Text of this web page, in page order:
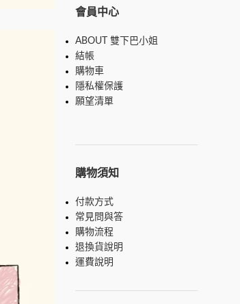
會員中心
ABOUT 雙下巴小姐
結帳
購物車
隱私權保護
願望清單
購物須知
付款方式
常見問與答
購物流程
退換貨說明
運費說明